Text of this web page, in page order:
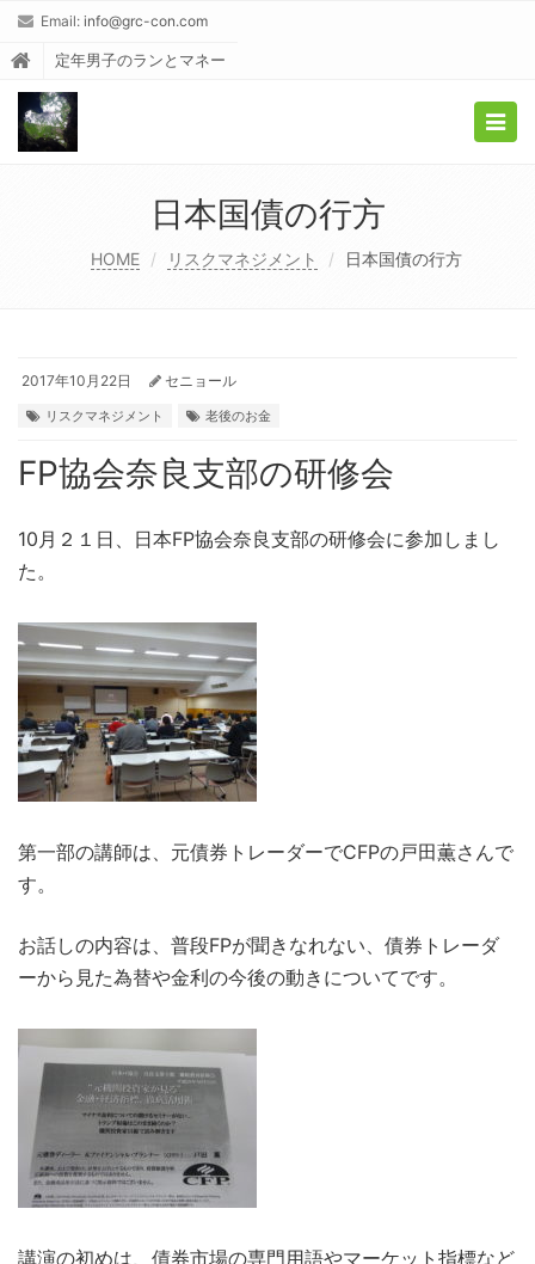
Email: info@grc-con.com
定年男子のランとマネー
日本国債の行方
HOME リスクマネジメント 日本国債の行方
2017年10月22日 セニョール
リスクマネジメント 老後のお金
FP協会奈良支部の研修会
10月２１日、日本FP協会奈良支部の研修会に参加しまし
た。
第一部の講師は、元債券トレーダーでCFPの戸田薫さんで
す。
お話しの内容は、普段FPが聞きなれない、債券トレーダ
ーから見た為替や金利の今後の動きについてです。
講演の初めは、債券市場の専門用語やマーケット指標など